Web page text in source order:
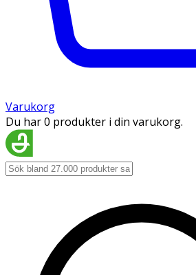
Varukorg
Du har 0 produkter i din varukorg.